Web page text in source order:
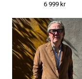
6 999 kr